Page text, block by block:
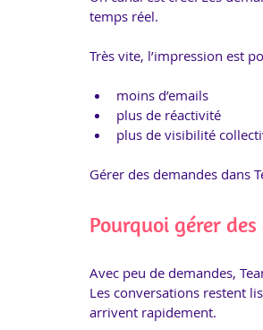
temps réel.
Très vite, l’impression est
moins d’emails
plus de réactivité
plus de visibilité
Gérer des demandes dans
Pourquoi gérer
Avec peu de demandes,
Les conversations restent
arrivent rapidement.